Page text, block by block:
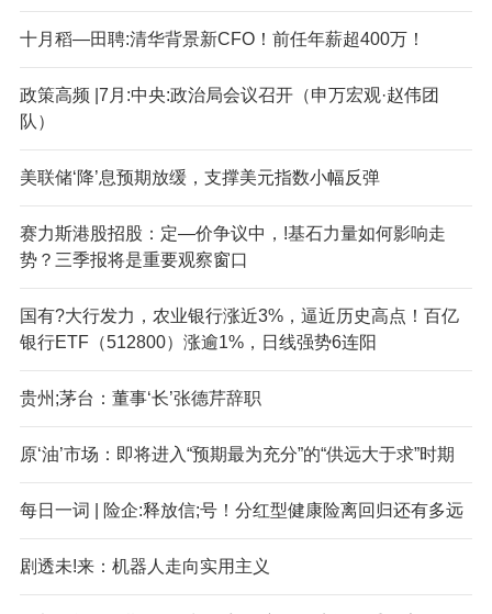
十月稻—田聘:清华背景新CFO！前任年薪超400万！
政策高频 |7月:中央:政治局会议召开（申万宏观·赵伟团
队）
美联储‘降’息预期放缓，支撑美元指数小幅反弹
赛力斯港股招股：定—价争议中，!基石力量如何影响走
势？三季报将是重要观察窗口
国有?大行发力，农业银行涨近3%，逼近历史高点！百亿
银行ETF（512800）涨逾1%，日线强势6连阳
贵州;茅台：董事‘长’张德芹辞职
原‘油’市场：即将进入“预期最为充分”的“供远大于求”时期
每日一词 | 险企:释放信;号！分红型健康险离回归还有多远
剧透未!来：机器人走向实用主义